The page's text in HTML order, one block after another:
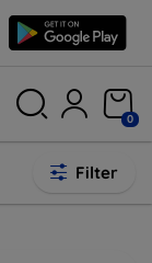
0
Filter